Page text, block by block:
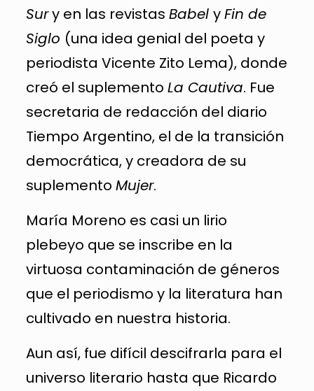
Sury en las revistas Babel yFin de
Siglo (una idea genial del poeta y
periodista Vicente Zito Lema), donde
creó el suplemento La Cautiva. Fue
secretaria de redacción del diario
Tiempo Argentino, el de la transición
democrática, y creadora de su
suplemento Mujer.
María Moreno es casi un lirio
plebeyo que se inscribe en la
virtuosa contaminación de géneros
que el periodismo y la literatura han
cultivado en nuestra historia.
Aun así, fue difícil descifrarla para el
universo literario hasta que Ricardo